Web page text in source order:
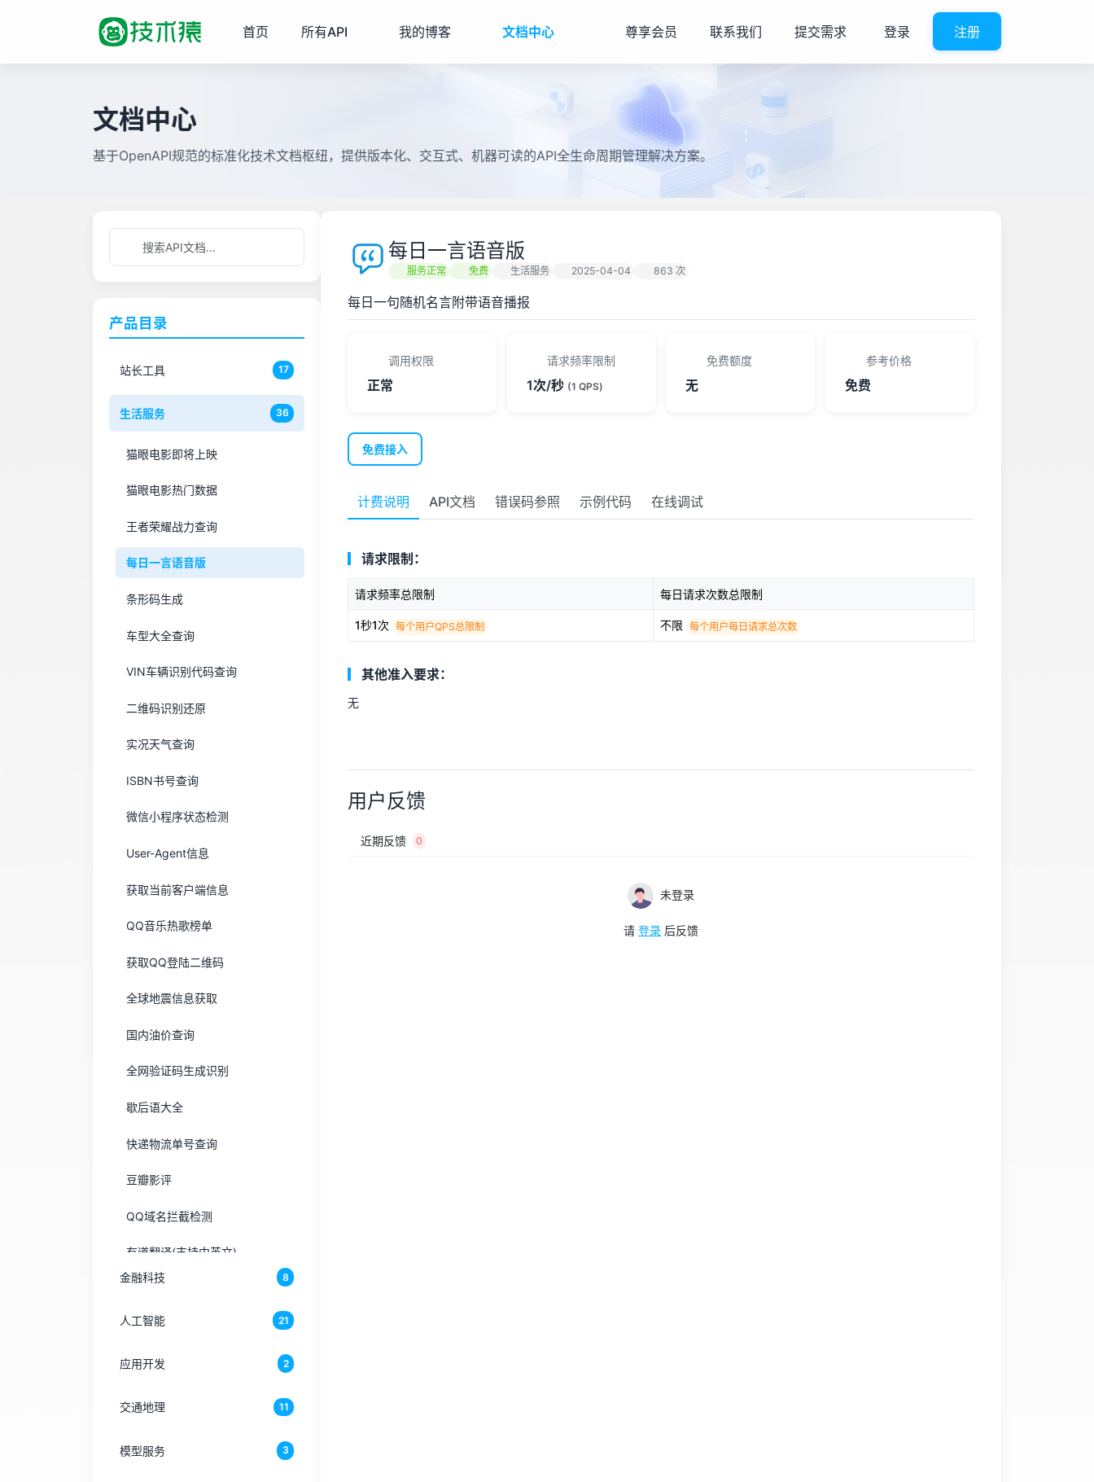
首页 所有API 我的博客 文档中心 尊享会员 联系我们 提交需求 登录 注册
文档中心
基于OpenAPI规范的标准化技术文档枢纽，提供版本化、交互式、机器可读的API全生命周期管理解决方案。
产品目录
站长工具 17
生活服务 36
猫眼电影即将上映
猫眼电影热门数据
王者荣耀战力查询
每日一言语音版
条形码生成
车型大全查询
VIN车辆识别代码查询
二维码识别还原
实况天气查询
ISBN书号查询
微信小程序状态检测
User-Agent信息
获取当前客户端信息
QQ音乐热歌榜单
获取QQ登陆二维码
全球地震信息获取
国内油价查询
全网验证码生成识别
歇后语大全
快递物流单号查询
豆瓣影评
QQ域名拦截检测
有道翻译(支持中英文)
全国天气信息查询
微信域名拦截检测
金融科技 8
人工智能 21
应用开发 2
交通地理 11
模型服务 3
每日一言语音版
服务正常 免费 生活服务 2025-04-04 863 次
每日一句随机名言附带语音播报
调用权限
正常
请求频率限制
1次/秒 (1 QPS)
免费额度
无
参考价格
免费
免费接入
计费说明 API文档 错误码参照 示例代码 在线调试
请求限制：
请求频率总限制 每日请求次数总限制
1秒1次 每个用户QPS总限制 不限 每个用户每日请求总次数
其他准入要求：
无
用户反馈
近期反馈 0
未登录
请 登录 后反馈